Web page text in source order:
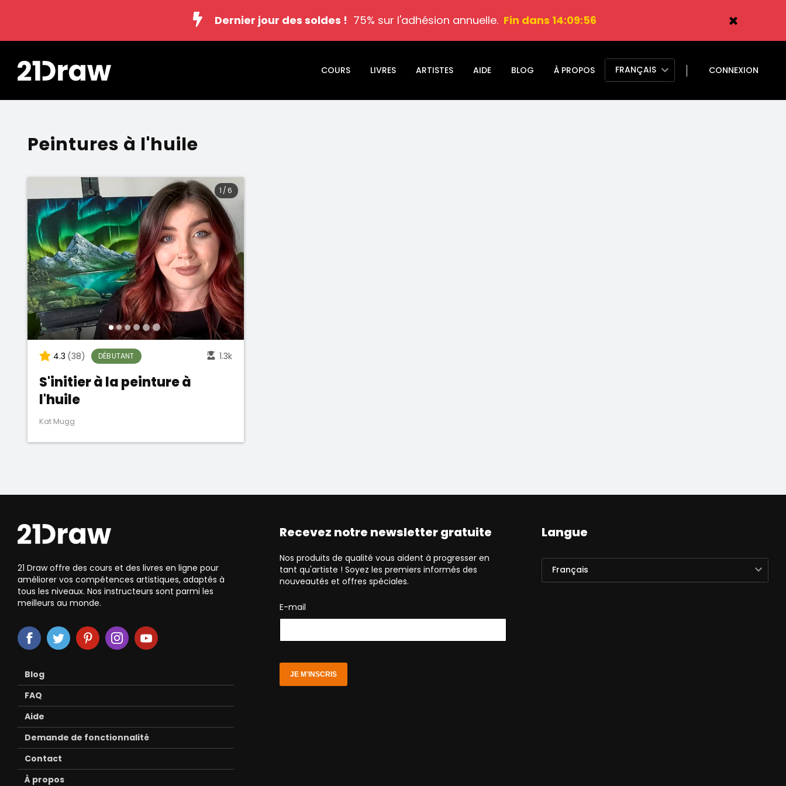
Dernier jour des soldes ! 75% sur l'adhésion annuelle. Fin dans 14:09:56
COURS LIVRES ARTISTES AIDE BLOG À PROPOS FRANÇAIS CONNEXION
Peintures à l'huile
4.3 (38) DÉBUTANT 1.3k
S'initier à la peinture à
l'huile
Kat Mugg
1 /6
21 Draw offre des cours et des livres en ligne pour
améliorer vos compétences artistiques, adaptés à
tous les niveaux. Nos instructeurs sont parmi les
meilleurs au monde.
Blog
FAQ
Aide
Demande de fonctionnalité
Contact
À propos
Recevez notre newsletter gratuite
Nos produits de qualité vous aident à progresser en
tant qu'artiste ! Soyez les premiers informés des
nouveautés et offres spéciales.
E-mail
JE M'INSCRIS
Langue
Français